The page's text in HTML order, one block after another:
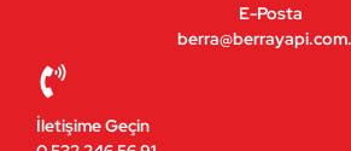
İletişime Geçin
E-Posta